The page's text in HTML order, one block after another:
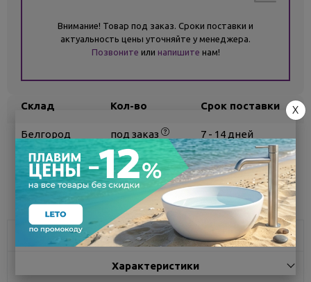
Внимание! Товар под заказ. Сроки поставки и
актуальность цены уточняйте у менеджера.
Позвоните или напишите нам!
Склад Кол-во Срок поставки
Белгород под заказ 7 - 14 дней
Поделиться
Описание
Характеристики
X